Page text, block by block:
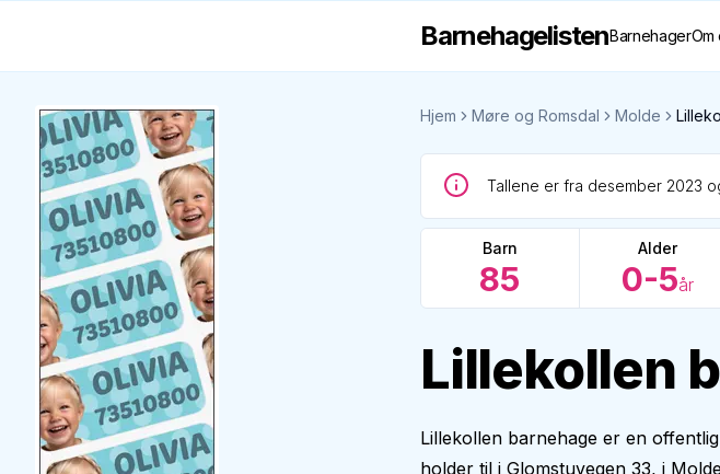
BarnehagelistenBarnehagerOm
Hjem Møre og Romsdal Molde
Tallene er fra desember 2023
Barn
85
Alder
0-5år
Lillekollen
Lillekollen barnehage er en
holder til i Glomstuvegen 33, i